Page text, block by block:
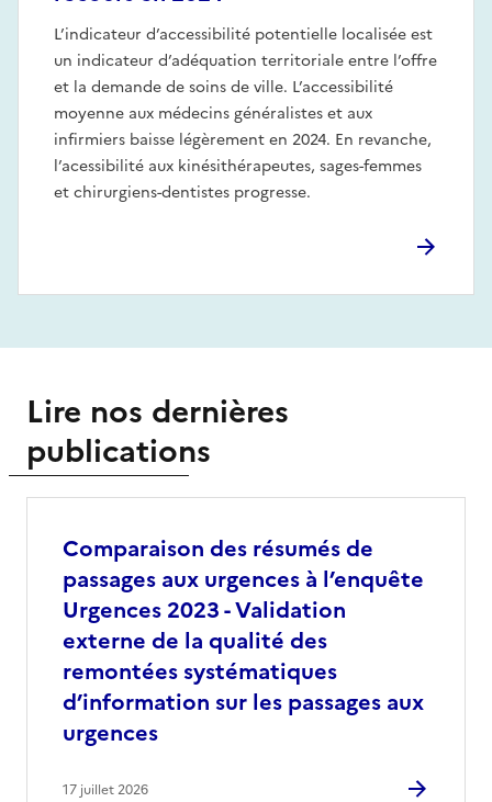
L’indicateur d’accessibilité potentielle localisée est
un indicateur d’adéquation territoriale entre l’offre
et la demande de soins de ville. L’accessibilité
moyenne aux médecins généralistes et aux
infirmiers baisse légèrement en 2024. En revanche,
l’acessibilité aux kinésithérapeutes, sages-femmes
et chirurgiens-dentistes progresse.
Lire nos dernières
publications
Comparaison des résumés de
passages aux urgences à l’enquête
Urgences 2023 - Validation
externe de la qualité des
remontées systématiques
d’information sur les passages aux
urgences
17 juillet 2026